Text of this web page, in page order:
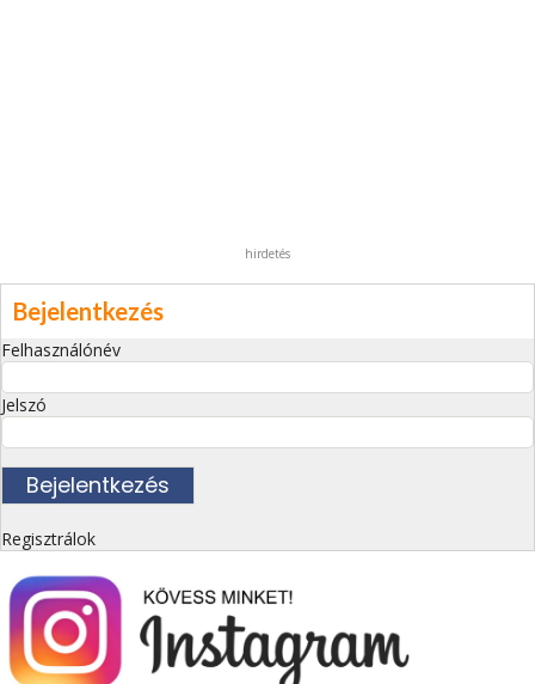
hirdetés
Bejelentkezés
Felhasználónév
Jelszó
Regisztrálok